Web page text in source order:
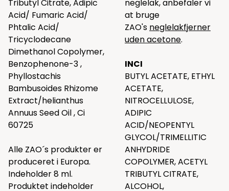
Tributyl Citrate, Adipic
Acid/ Fumaric Acid/
Phtalic Acid/
Tricyclodecane
Dimethanol Copolymer,
Benzophenone-3 ,
Phyllostachis
Bambusoides Rhizome
Extract/helianthus
Annuus Seed Oil , Ci
60725
Alle ZAO´s produkter er
produceret i Europa.
Indeholder 8 ml.
Produktet indeholder
neglelak, anbefaler vi
at bruge
ZAO's neglelakfjerner
uden acetone.
INCI
BUTYL ACETATE, ETHYL
ACETATE,
NITROCELLULOSE,
ADIPIC
ACID/NEOPENTYL
GLYCOL/TRIMELLITIC
ANHYDRIDE
COPOLYMER, ACETYL
TRIBUTYL CITRATE,
ALCOHOL,